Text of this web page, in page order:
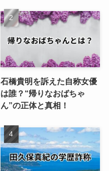
石橋貴明を訴えた自称女優
は誰？“帰りなおばちゃ
ん”の正体と真相！